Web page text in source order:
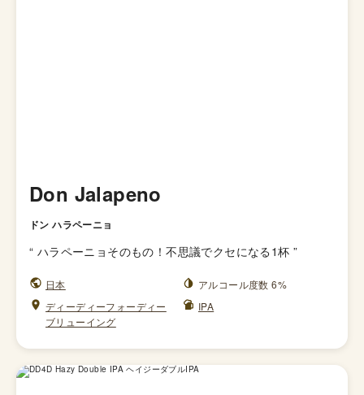
Don Jalapeno
ドン ハラペーニョ
“ ハラペーニョそのもの！不思議でクセになる1杯 ”
日本
アルコール度数 6%
ディーディーフォーディー
ブリューイング
IPA